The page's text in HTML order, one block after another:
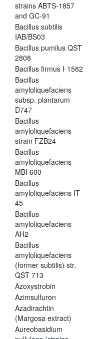
strains ABTS-1857
and GC-91
Bacillus subtilis
IAB/BS03
Bacillus pumilus QST
2808
Bacillus firmus I-1582
Bacillus
amyloliquefaciens
subsp. plantarum
D747
Bacillus
amyloliquefaciens
strain FZB24
Bacillus
amyloliquefaciens
MBI 600
Bacillus
amyloliquefaciens IT-
45
Bacillus
amyloliquefaciens
AH2
Bacillus
amyloliquefaciens
(former subtilis) str.
QST 713
Azoxystrobin
Azimsulfuron
Azadirachtin
(Margosa extract)
Aureobasidium